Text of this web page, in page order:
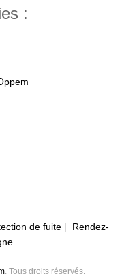
:
de fuite | Rendez-
. Tous droits réservés.